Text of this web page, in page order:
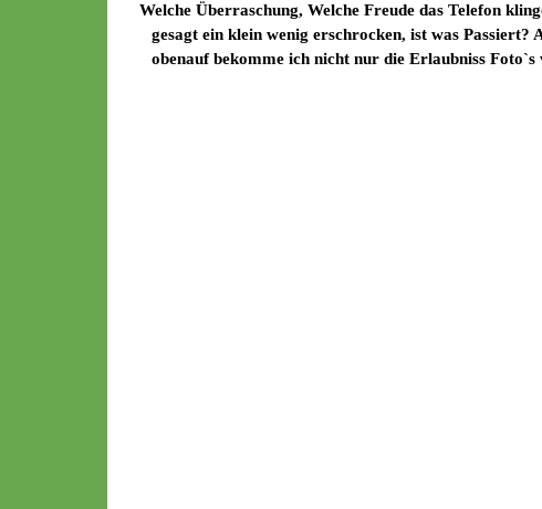
Welche Überraschung, Welche Freude das Telefon
gesagt ein klein wenig erschrocken, ist was
obenauf bekomme ich nicht nur die Erlaubniss